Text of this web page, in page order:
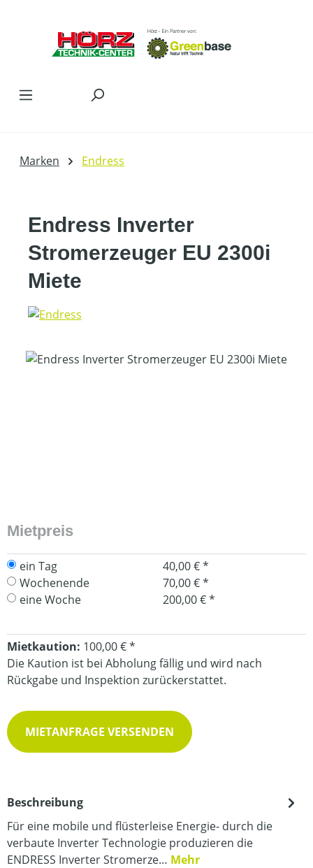
Marken Endress
Endress Inverter
Stromerzeuger EU 2300i
Miete
Bildergalerie überspringen
Mietpreis
ein Tag
40,00 € *
Wochenende
70,00 € *
eine Woche
200,00 € *
Mietkaution: 100,00 € *
Die Kaution ist bei Abholung fällig und wird nach
Rückgabe und Inspektion zurückerstattet.
MIETANFRAGE VERSENDEN
Beschreibung
Für eine mobile und flüsterleise Energie- durch die
verbaute Inverter Technologie produzieren die
ENDRESS Inverter Stromerze… Mehr